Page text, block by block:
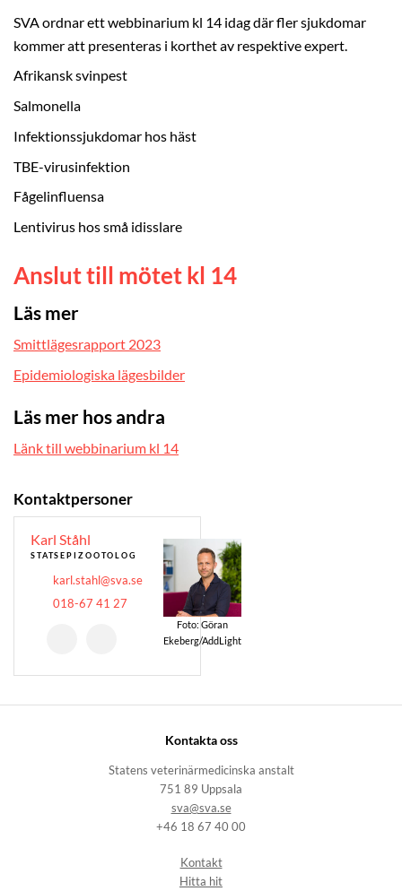
SVA ordnar ett webbinarium kl 14 idag där fler sjukdomar
kommer att presenteras i korthet av respektive expert.
Afrikansk svinpest
Salmonella
Infektionssjukdomar hos häst
TBE-virusinfektion
Fågelinfluensa
Lentivirus hos små idisslare
Anslut till mötet kl 14
Läs mer
Smittlägesrapport 2023
Epidemiologiska lägesbilder
Läs mer hos andra
Länk till webbinarium kl 14
Kontaktpersoner
Karl Ståhl
STATSEPIZOOTOLOG
karl.stahl@sva.se
018-67 41 27
Foto: Göran
Ekeberg/AddLight
Kontakta oss
Statens veterinärmedicinska anstalt
751 89 Uppsala
sva@sva.se
+46 18 67 40 00
Kontakt
Hitta hit